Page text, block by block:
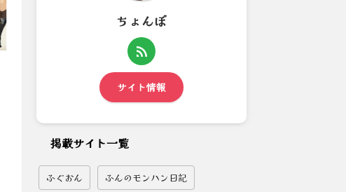
【モンハンワイルズ】ps5の熱
ちょんぼ
サイト情報
掲載サイト一覧
ふぐおん ふんのモンハン日記